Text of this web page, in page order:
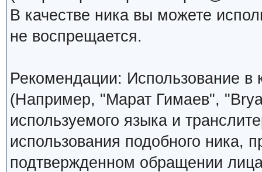
В качестве ника вы можете
не воспрещается.
Рекомендации: Использование в
(Например, "Марат Гимаев",
используемого языка и
использования подобного ника,
подтвержденном обращении